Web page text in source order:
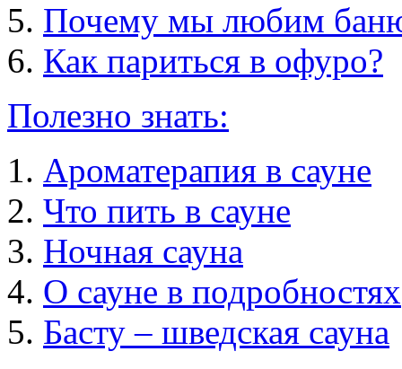
Почему мы любим
Как париться в офуро?
Полезно знать:
Ароматерапия в сауне
Что пить в сауне
Ночная сауна
О сауне в подробностях
Басту – шведская сауна